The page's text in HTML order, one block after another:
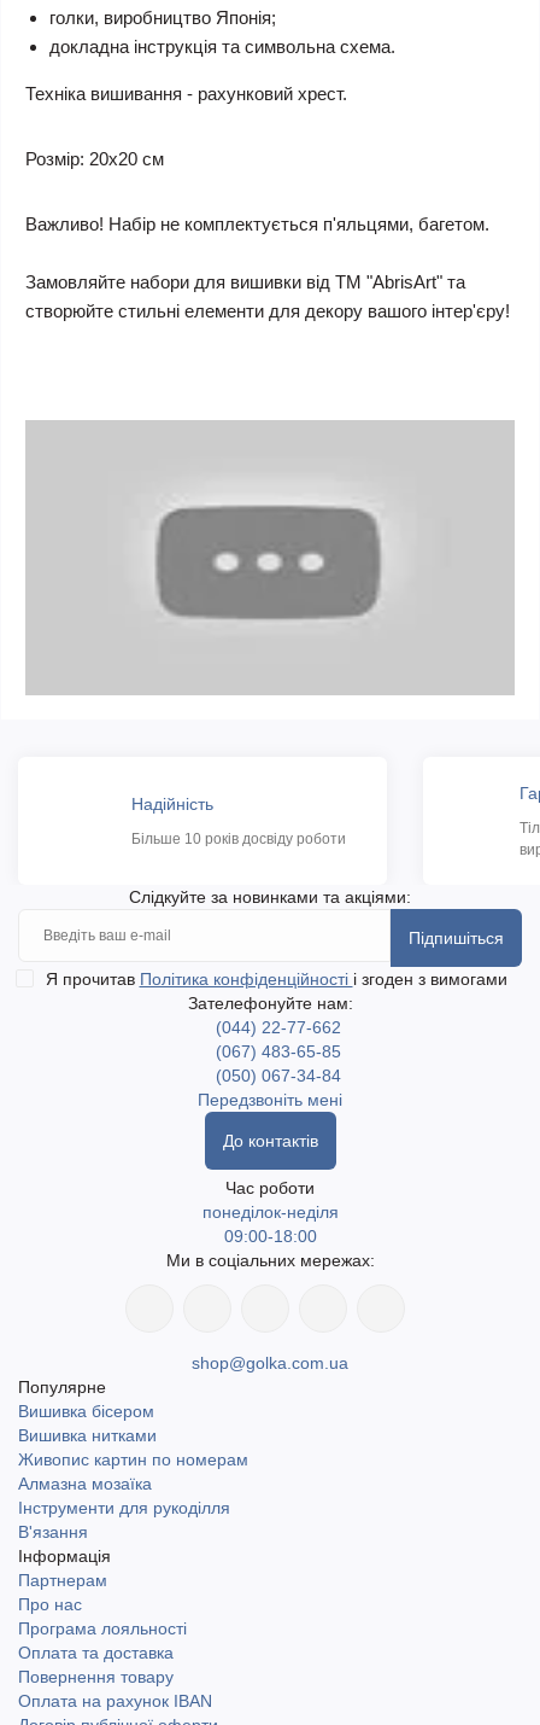
голки, виробництво Японія;
докладна інструкція та символьна схема.
Техніка вишивання - рахунковий хрест.
Розмір: 20x20 см
Важливо! Набір не комплектується п'яльцями, багетом.
Замовляйте набори для вишивки від ТМ "AbrisArt" та
створюйте стильні елементи для декору вашого інтер'єру!
Надійність
Більше 10 років досвіду роботи
Слідкуйте за новинками та акціями:
Підпишіться
Я прочитав Політика конфіденційності і згоден з вимогами
Зателефонуйте нам:
(044) 22-77-662
(067) 483-65-85
(050) 067-34-84
Передзвоніть мені
До контактів
Час роботи
понеділок-неділя
09:00-18:00
Ми в соціальних мережах:
shop@golka.com.ua
Популярне
Вишивка бісером
Вишивка нитками
Живопис картин по номерам
Алмазна мозаїка
Інструменти для рукоділля
В'язання
Інформація
Партнерам
Про нас
Програма лояльності
Оплата та доставка
Повернення товару
Оплата на рахунок IBAN